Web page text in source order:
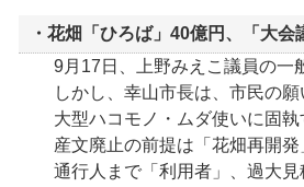
・花畑「ひろば」40億円、「大
9月17日、上野みえこ議員の一
しかし、幸山市長は、市民の願
大型ハコモノ・ムダ使いに固執
産文廃止の前提は「花畑再開発
通行人まで「利用者」、過大見